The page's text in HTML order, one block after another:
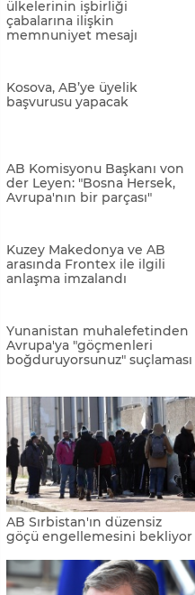
gerekçesiyle reddetti
Fajon'dan ümit verici
açıklama
anayasa değişikliği için uzlaşı
yok
Scholz'dan Balkan
ülkelerinin işbirliği
çabalarına ilişkin
memnuniyet mesajı
Kosova, AB’ye üyelik
başvurusu yapacak